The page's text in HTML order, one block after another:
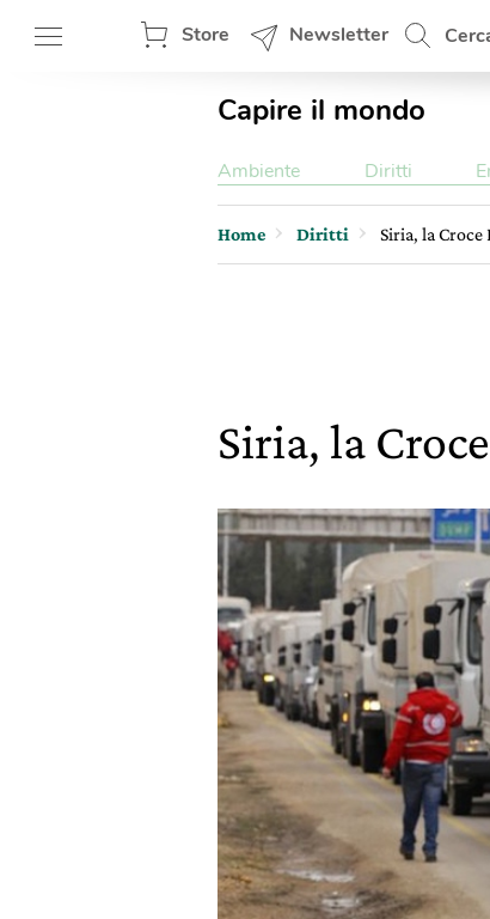
Store Newsletter
Capire il mondo
Ambiente Diritti
Home Diritti Siria, la Croce
Siria, la